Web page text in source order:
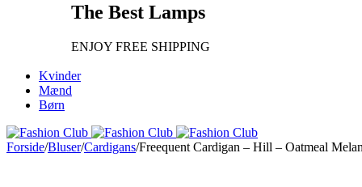
The Best Lamps
ENJOY FREE SHIPPING
Kvinder
Mænd
Børn
Forside/Bluser/Cardigans/Freequent Cardigan – Hill – Oatmeal